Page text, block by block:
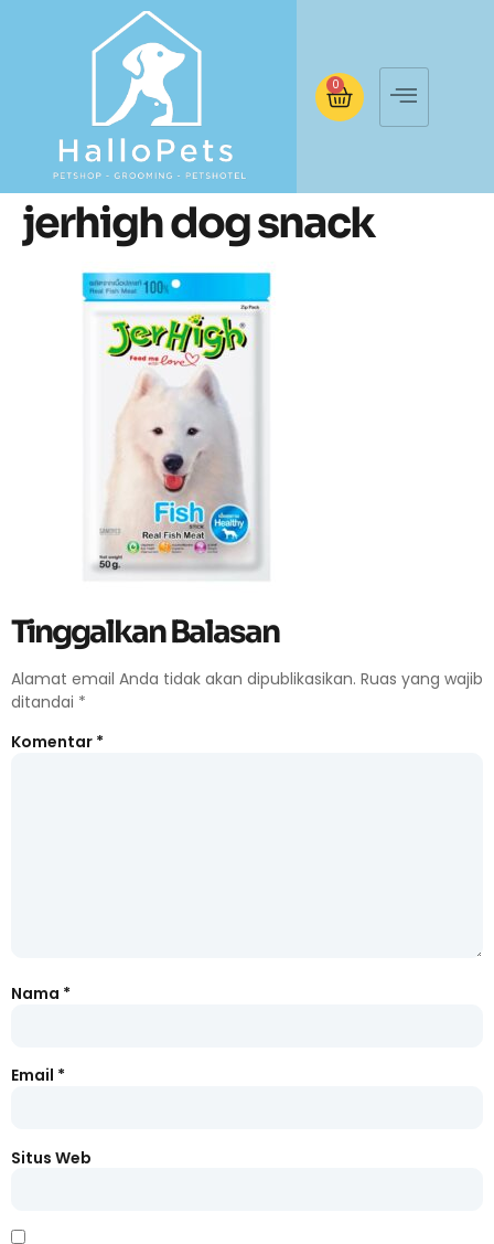
0
jerhigh dog snack
Tinggalkan Balasan
Alamat email Anda tidak akan dipublikasikan. Ruas yang wajib
ditandai *
Komentar *
Nama *
Email *
Situs Web